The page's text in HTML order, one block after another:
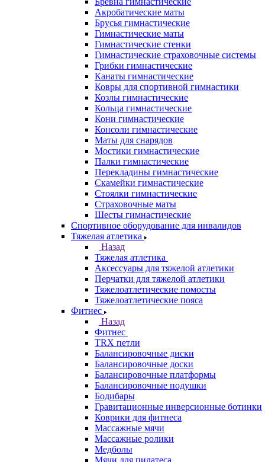
Акробатические маты
Брусья гимнастические
Гимнастические маты
Гимнастические стенки
Гимнастические страховочные системы
Грибки гимнастические
Канаты гимнастические
Ковры для спортивной гимнастики
Козлы гимнастические
Кольца гимнастические
Кони гимнастические
Консоли гимнастические
Маты для снарядов
Мостики гимнастические
Палки гимнастические
Перекладины гимнастические
Скамейки гимнастические
Стоялки гимнастические
Страховочные маты
Шесты гимнастические
Спортивное оборудование для инвалидов
Тяжелая атлетика
Назад
Тяжелая атлетика
Аксессуары для тяжелой атлетики
Перчатки для тяжелой атлетики
Тяжелоатлетические помосты
Тяжелоатлетические пояса
Фитнес
Назад
Фитнес
TRX петли
Балансировочные диски
Балансировочные доски
Балансировочные платформы
Балансировочные подушки
Бодибары
Гравитационные инверсионные ботинки
Коврики для фитнеса
Массажные мячи
Массажные ролики
Медболы
Мячи для пилатеса